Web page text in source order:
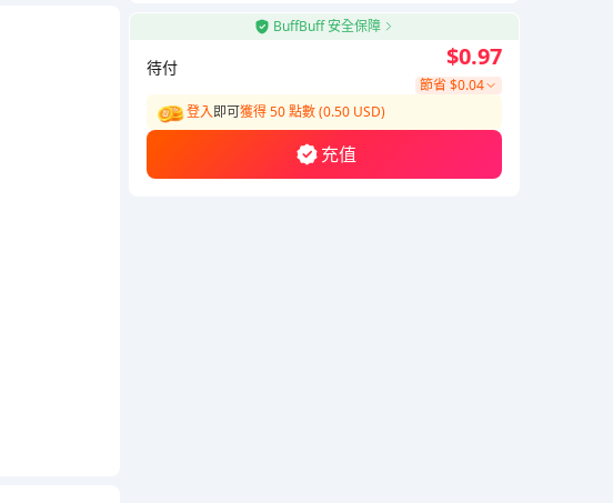
BuffBuff 安全保障
待付
節省$0.04
$0.97
登入即可獲得 50 點數 (0.50 USD)
充值